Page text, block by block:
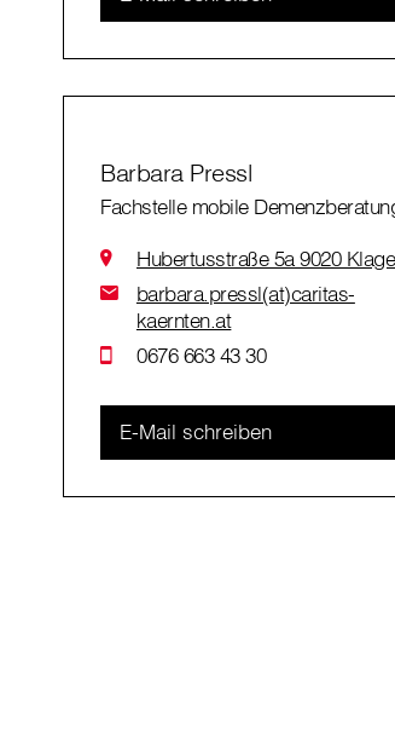
Barbara Pressl
Fachstelle mobile
Hubertusstraße 5a 9020
barbara.pressl(at)caritas-
kaernten.at
0676 663 43 30
E-Mail schreiben